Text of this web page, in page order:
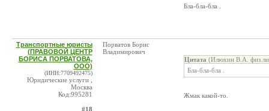
Бла-бла-бла .
Транспортные юристы
(ПРАВОВОЙ ЦЕНТР
БОРИСА ПОРВАТОВА,
ООО)
(ИНН:7709492475)
Юридические услуги ,
Москва
Код:995281
#18
Порватов Борис
Владимирович
Цитата (Илюхин В.А.
Бла-бла-бла .
Жмак какой-то.